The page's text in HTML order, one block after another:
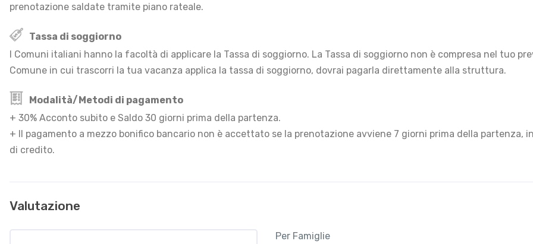
prenotazione saldate tramite piano rateale.
Tassa di soggiorno
I Comuni italiani hanno la facoltà di applicare la Tassa di soggiorno. La Tassa di soggiorno non è compresa nel tuo
Comune in cui trascorri la tua vacanza applica la tassa di soggiorno, dovrai pagarla direttamente alla struttura.
Modalità/Metodi di pagamento
+ 30% Acconto subito e Saldo 30 giorni prima della partenza.
+ Il pagamento a mezzo bonifico bancario non è accettato se la prenotazione avviene 7 giorni prima della
di credito.
Valutazione
Per Famiglie